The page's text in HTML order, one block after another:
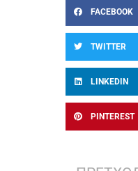
FACEBOOK
TWITTER
LINKEDIN
PINTEREST